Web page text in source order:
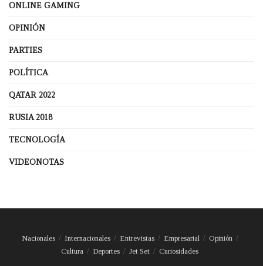
ONLINE GAMING
OPINIÓN
PARTIES
POLÍTICA
QATAR 2022
RUSIA 2018
TECNOLOGÍA
VIDEONOTAS
Nacionales Internacionales Entrevistas Empresarial
Opinión
Cultura
Deportes Jet Set Curiosidades